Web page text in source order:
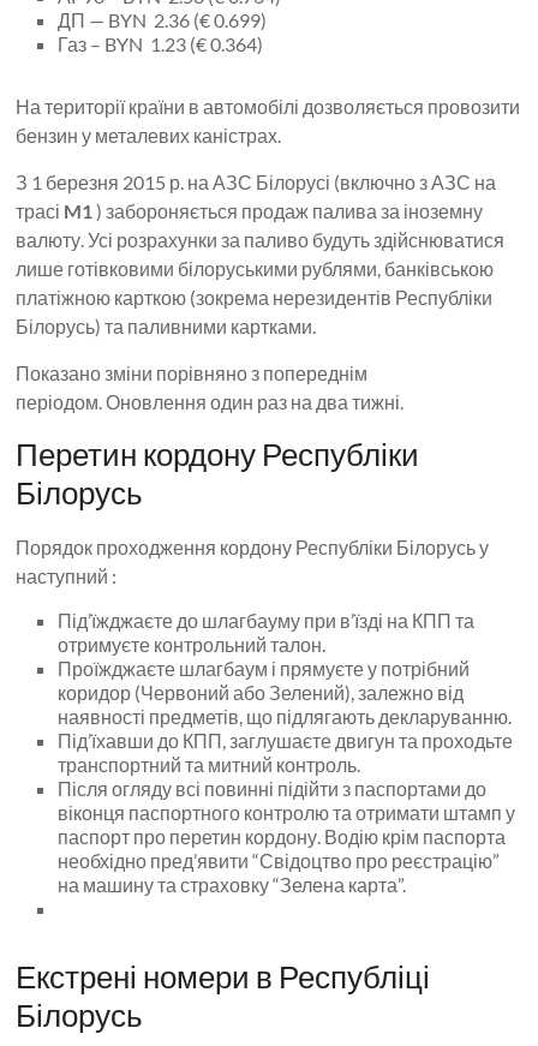
ДП — BYN 2.36 (€ 0.699)
Газ – BYN 1.23 (€ 0.364)
На території країни в автомобілі дозволяється провозити
бензин у металевих каністрах.
З 1 березня 2015 р. на АЗС Білорусі (включно з АЗС на
трасі M1) забороняється продаж палива за іноземну
валюту. Усі розрахунки за паливо будуть здійснюватися
лише готівковими білоруськими рублями, банківською
платіжною карткою (зокрема нерезидентів Республіки
Білорусь) та паливними картками.
Показано зміни порівняно з попереднім
періодом. Оновлення один раз на два тижні.
Перетин кордону Республіки
Білорусь
Порядок проходження кордону Республіки Білорусь у
наступний :
Під’їжджаєте до шлагбауму при в’їзді на КПП та
отримуєте контрольний талон.
Проїжджаєте шлагбаум і прямуєте у потрібний
коридор (Червоний або Зелений), залежно від
наявності предметів, що підлягають декларуванню.
Під’їхавши до КПП, заглушаєте двигун та проходьте
транспортний та митний контроль.
Після огляду всі повинні підійти з паспортами до
віконця паспортного контролю та отримати штамп у
паспорт про перетин кордону. Водію крім паспорта
необхідно пред’явити “Свідоцтво про реєстрацію”
на машину та страховку “Зелена карта”.
Екстрені номери в Республіці
Білорусь